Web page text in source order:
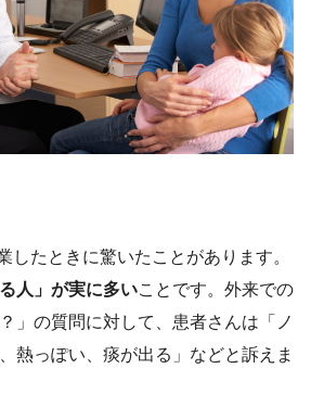
したときに驚いたことがあります。
人」が実に多いことです。外来での
」の質問に対して、患者さんは「ノ
熱っぽい、痰が出る」などと訴えま